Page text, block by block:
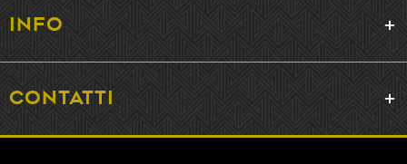
INFO
CONTATTI